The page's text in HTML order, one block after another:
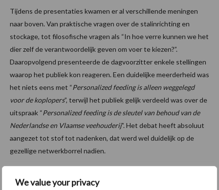
We value your privacy
Tijdens de presentaties kwamen er al verschillende meningen
naar boven. Van praktische vragen over de stalinrichting en
stockage, tot filosofische vragen als “In hoe verre kunnen we het
dier zelf de verantwoordelijk geven om voer te kiezen?”.
Daaropvolgend presenteerde de dagvoorzitter enkele stellingen
waarop het publiek kon reageren. Een duidelijke meerderheid was
het niets eens met “Personalized feeding is alleen weggelegd
voor de koplopers”, terwijl het publiek gelijk verdeeld was over de
uitspraak “Personalized feeding is de sleutel van behoud van de
Nederlandse en Vlaamse veehouderij”. Het debat heeft absoluut
aangezet tot stof tot nadenken, dat werd wel duidelijk op de
gezellige netwerkborrel nadien.